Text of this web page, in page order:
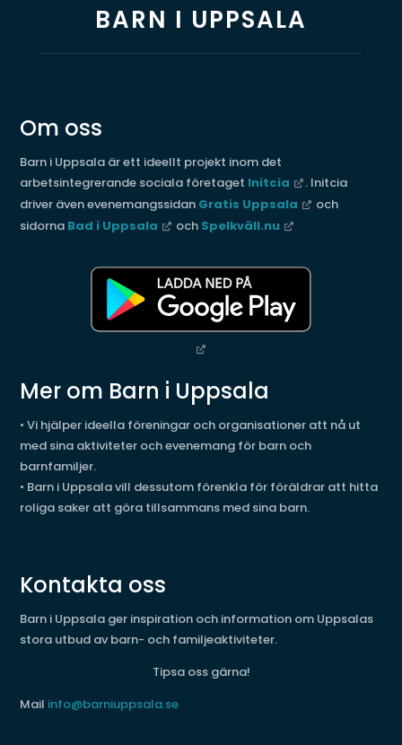
BARN I UPPSALA
Om oss
Barn i Uppsala är ett ideellt projekt inom det
arbetsintegrerande sociala företaget Initcia
. Initcia
driver även evenemangssidan Gratis Uppsala
och
sidorna Bad i Uppsala och Spelkväll.nu
Mer om Barn i Uppsala
• Vi hjälper ideella föreningar och organisationer att nå ut
med sina aktiviteter och evenemang för barn och
barnfamiljer.
• Barn i Uppsala vill dessutom förenkla för föräldrar att hitta
roliga saker att göra tillsammans med sina barn.
Kontakta oss
Barn i Uppsala ger inspiration och information om Uppsalas
stora utbud av barn- och familjeaktiviteter.
Tipsa oss gärna!
Mail info@barniuppsala.se